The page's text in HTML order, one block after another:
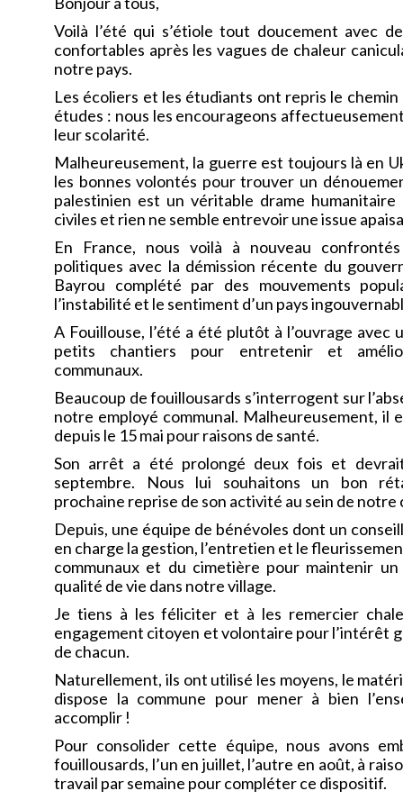
Voilà l’été qui s’étiole tout doucement avec
confortables après les vagues de chaleur
notre pays.
Les écoliers et les étudiants ont repris le
études : nous les encourageons
leur scolarité.
Malheureusement, la guerre est toujours là en
les bonnes volontés pour trouver un
palestinien est un véritable drame
civiles et rien ne semble entrevoir une issue
En France, nous voilà à nouveau
politiques avec la démission récente du
Bayrou complété par des mouvements
l’instabilité et le sentiment d’un pays
A Fouillouse, l’été a été plutôt à l’ouvrage avec
petits chantiers pour entretenir et
communaux.
Beaucoup de fouillousards s’interrogent sur
notre employé communal. Malheureusement, il
depuis le 15 mai pour raisons de
Son arrêt a été prolongé deux fois et
septembre. Nous lui souhaitons un bon
prochaine reprise de son activité au sein de notre
Depuis, une équipe de bénévoles dont un
en charge la gestion, l’entretien et le
communaux et du cimetière pour maintenir
qualité de vie dans notre village.
Je tiens à les féliciter et à les remercier
engagement citoyen et volontaire pour l’intérêt
de chacun.
Naturellement, ils ont utilisé les moyens, le
dispose la commune pour mener à bien
accomplir !
Pour consolider cette équipe, nous avons
fouillousards, l’un en juillet, l’autre en août, à
travail par semaine pour compléter